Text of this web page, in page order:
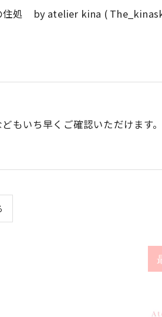
住処 by atelier kina (
もいち早くご確認いただけます。